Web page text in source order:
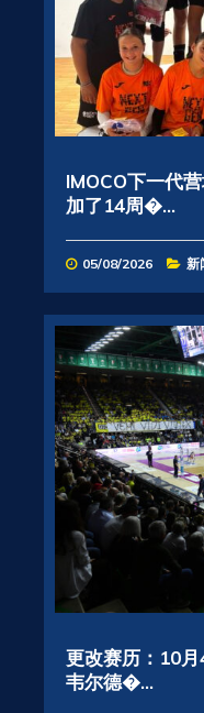
IMOCO下一代
加了14周�...
05/08/2026 新
更改赛历：10
韦尔德�...